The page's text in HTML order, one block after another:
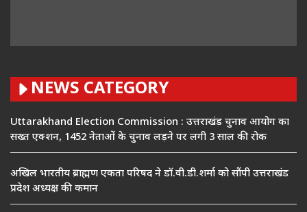
NEWS CATEGORY
Uttarakhand Election Commission : उत्तराखंड चुनाव आयोग का
सख्त एक्शन, 1452 नेताओं के चुनाव लड़ने पर लगी 3 साल की रोक
अखिल भारतीय ब्राह्मण एकता परिषद ने डॉ.वी.डी.शर्मा को सौंपी उत्तराखंड
प्रदेश अध्यक्ष की कमान